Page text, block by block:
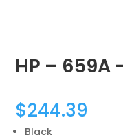
HP –
$244.39
Black